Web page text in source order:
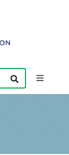
Toggle